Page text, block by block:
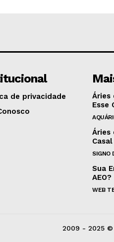
de privacidade
Áries
Esse
Áries
SIGNO
Sua
AEO?
WEB
2009 - 2025 ©